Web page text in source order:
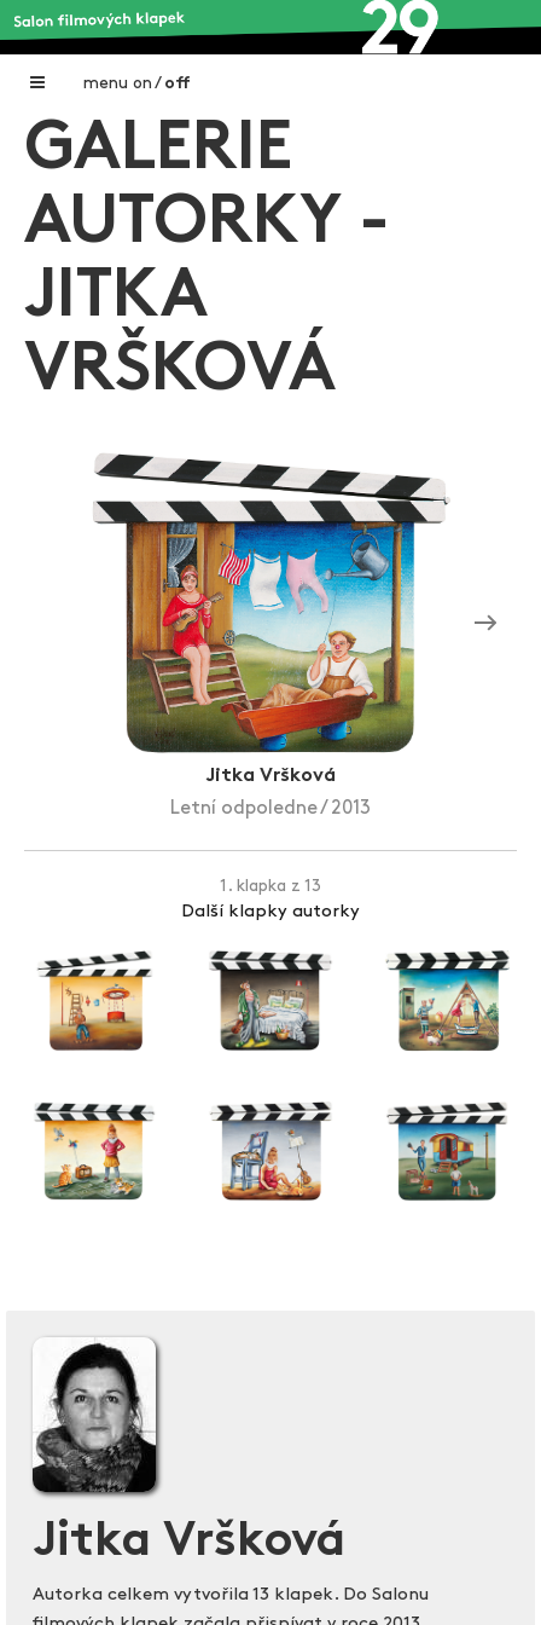
menu on / off
Home
Galerie filmových klapek
Autoři filmových klapek
O projektu
Aukce filmových klapek
Aktuality
Zlín Film Festival
GALERIE
AUTORKY -
JITKA
VRŠKOVÁ
Jitka Vršková
Letní odpoledne / 2013
1. klapka z 13
Další klapky autorky
Jitka Vršková
Autorka celkem vytvořila 13 klapek. Do Salonu